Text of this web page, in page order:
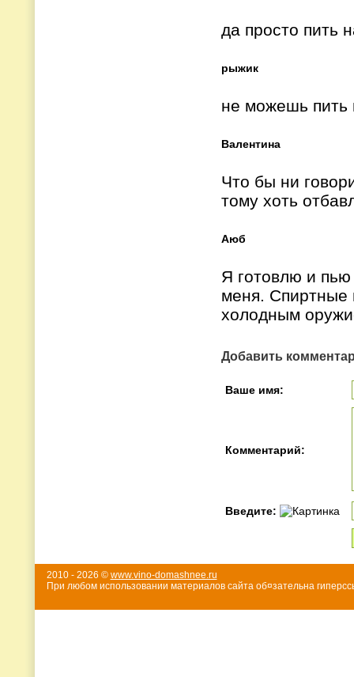
да просто пить
рыжик
не можешь пить
Валентина
Что бы ни
тому хоть
Аюб
Я готовлю и
меня. Спиртные
холодным
Добавить
Ваше имя:
Комментарий:
Введите:
2010 - 2026 © www.vino-domashnee.ru
При любом использовании материалов сайта об¤зательна